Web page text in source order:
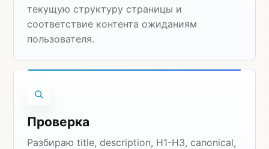
текущую структуру страницы и
соответствие контента ожиданиям
пользователя.
Проверка
Разбираю title, description, H1-H3, canonical,